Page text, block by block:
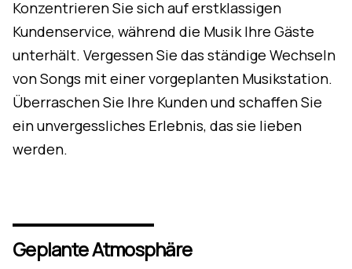
Konzentrieren Sie sich auf erstklassigen
Kundenservice, während die Musik Ihre Gäste
unterhält. Vergessen Sie das ständige Wechseln
von Songs mit einer vorgeplanten Musikstation.
Überraschen Sie Ihre Kunden und schaffen Sie
ein unvergessliches Erlebnis, das sie lieben
werden.
Geplante Atmosphäre